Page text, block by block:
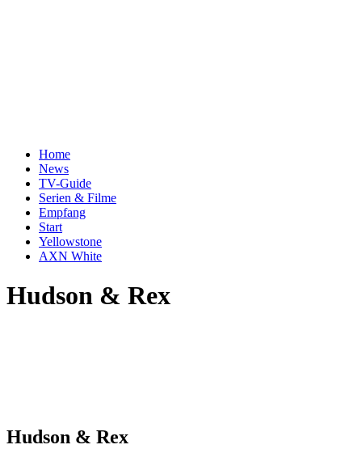
Home
News
TV-Guide
Serien & Filme
Empfang
Start
Yellowstone
AXN White
Hudson & Rex
Hudson & Rex